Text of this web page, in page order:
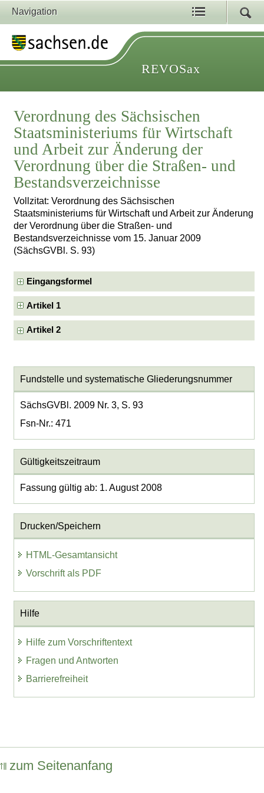
Navigation
REVOSax
Verordnung des Sächsischen
Staatsministeriums für Wirtschaft
und Arbeit zur Änderung der
Verordnung über die Straßen- und
Bestandsverzeichnisse
Vollzitat: Verordnung des Sächsischen
Staatsministeriums für Wirtschaft und Arbeit zur Änderung
der Verordnung über die Straßen- und
Bestandsverzeichnisse vom 15. Januar 2009
(SächsGVBl. S. 93)
Eingangsformel
Artikel 1
Artikel 2
Fundstelle und systematische Gliederungsnummer
SächsGVBl. 2009 Nr. 3, S. 93
Fsn-Nr.: 471
Gültigkeitszeitraum
Fassung gültig ab: 1. August 2008
Drucken/Speichern
HTML-Gesamtansicht
Vorschrift als PDF
Hilfe
Hilfe zum Vorschriftentext
Fragen und Antworten
Barrierefreiheit
zum Seitenanfang